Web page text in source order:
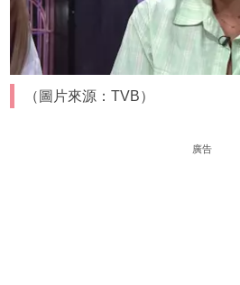
（圖片來源：TVB）
廣告